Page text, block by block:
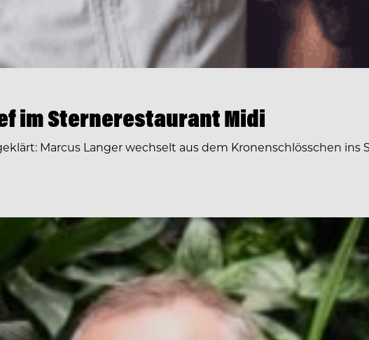
im Sternerestaurant Midi
Marcus Langer wechselt aus dem Kronenschlösschen